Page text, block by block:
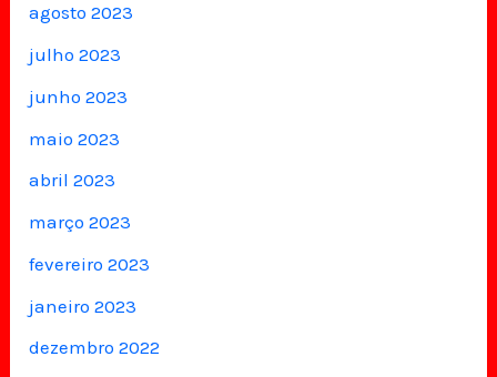
agosto 2023
julho 2023
junho 2023
maio 2023
abril 2023
março 2023
fevereiro 2023
janeiro 2023
dezembro 2022